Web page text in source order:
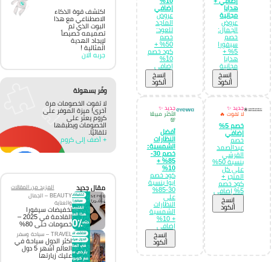
هدايا
مجانية
عروض
الجمال:
خصم
سيفورا
5% +
هدايا
مجانية
إِنسخ
الكود
إضافي
عروض
الماجد
للعود:
خصم
50% +
كود خصم
10%
إضافي
إِنسخ
الكود
جديد ✨
لا تفوت 🔥
خصم 5%
إضافي
خصم
عبدالصمد
القرشي
بنسبة 50%
على كل
المتجر +
كود خصم
إِنسخ
الكود
جديد ✨
الأكثر مبيعًا
💯
أفضل
النظارات
الشمسية:
خصم 30-
85% +
10%
كود خصم
ايوا بنسبة
30-85%
على
النظارات
الشمسية
+ 10%
إضافي
إِنسخ
الكود
اكتشف قوة الذكاء
الاصطناعي مع هذا
البوت الذي تم
تصميمه خصيصاً
لإيجاد الهدية
المثالية !
جربه الان
وفّر بسهولة
لا تفوت الخصومات مرة
أخرى! ميزة الموفر على
كروم يعثر على
الخصومات ويطبقها
تلقائيًا.
+ أضف إلى كروم
مقال جديد
المزيد من المقالات
BEAUTY – الجمال
والعناية
تخفيضات سيفورا
القادمة في 2025 –
خصومات حتى 80%
TRAVEL – سياحة وسفر
اكثر الدول سياحة في
العالم أشهر 5 دول
عليك زيارتها